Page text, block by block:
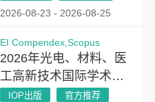
2026-08-23 - 2026-08-25
EI Compendex,Scopus
2026年光电、材料、医
工高新技术国际学术会
议暨第三届人工智能、
IOP出版 官方推荐